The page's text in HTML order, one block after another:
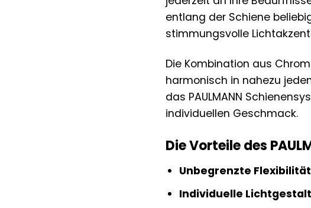
entlang der Schiene
stimmungsvolle
Die Kombination aus
harmonisch in nahezu
das PAULMANN
individuellen Geschmack.
Die Vorteile des
Unbegrenzte
Individuelle